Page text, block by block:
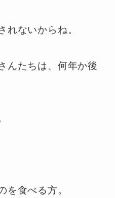
れないからね。
んたちは、何年か後
を食べる方。